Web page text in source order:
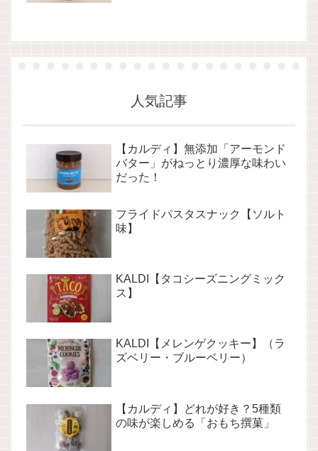
人気記事
【カルディ】無添加「アーモンド
バター」がねっとり濃厚な味わい
だった！
フライドパスタスナック【ソルト
味】
KALDI【タコシーズニングミック
ス】
KALDI【メレンゲクッキー】（ラ
ズベリー・ブルーベリー）
【カルディ】どれが好き？5種類
の味が楽しめる「おもち撰菓」